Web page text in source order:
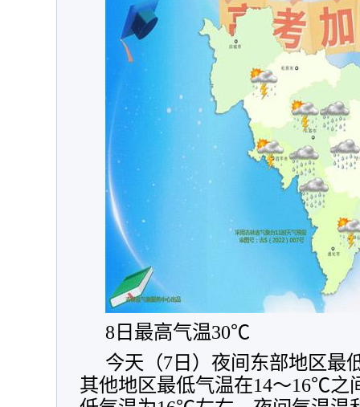
8日最高气温30℃
今天（7日）夜间东部地区最
其他地区最低气温在14～16℃之